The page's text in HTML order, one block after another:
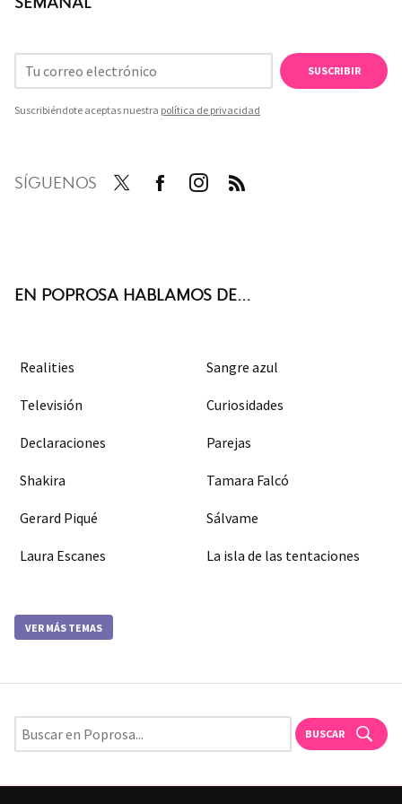
SUSCRIBIR
Suscribiéndote aceptas nuestra política de privacidad
SÍGUENOS
EN POPROSA HABLAMOS DE...
Realities Sangre azul
Televisión Curiosidades
Declaraciones Parejas
Shakira Tamara Falcó
Gerard Piqué Sálvame
Laura Escanes La isla de las tentaciones
VER MÁS TEMAS
BUSCAR